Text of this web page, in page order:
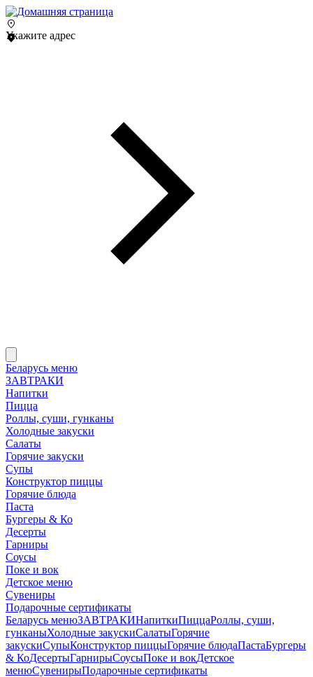
Укажите адрес
Беларусь меню
ЗАВТРАКИ
Напитки
Пицца
Роллы, суши, гунканы
Холодные закуски
Салаты
Горячие закуски
Супы
Конструктор пиццы
Горячие блюда
Паста
Бургеры & Ко
Десерты
Гарниры
Соусы
Поке и вок
Детское меню
Сувениры
Подарочные сертификаты
Беларусь менюЗАВТРАКИНапиткиПиццаРоллы, суши,
гунканыХолодные закускиСалатыГорячие
закускиСупыКонструктор пиццыГорячие блюдаПастаБургеры
& КоДесертыГарнирыСоусыПоке и вокДетское
менюСувенирыПодарочные сертификаты